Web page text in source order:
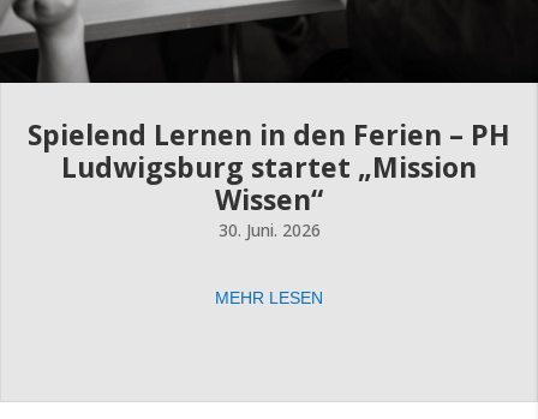
Spielend Lernen in den Ferien – PH
Ludwigsburg startet „Mission
Wissen“
30. Juni. 2026
MEHR LESEN